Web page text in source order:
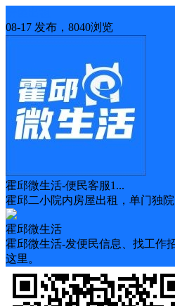
08-17 发布，8040浏览
霍邱微生活-便民客服1...
霍邱二小院内房屋出租，单门独
霍邱微生活
霍邱微生活-发便民信息、找工作
这里。